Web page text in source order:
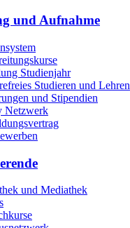
und Aufnahme
Studienjahr
Studieren und Lehren
und Stipendien
Netzwerk
und Mediathek